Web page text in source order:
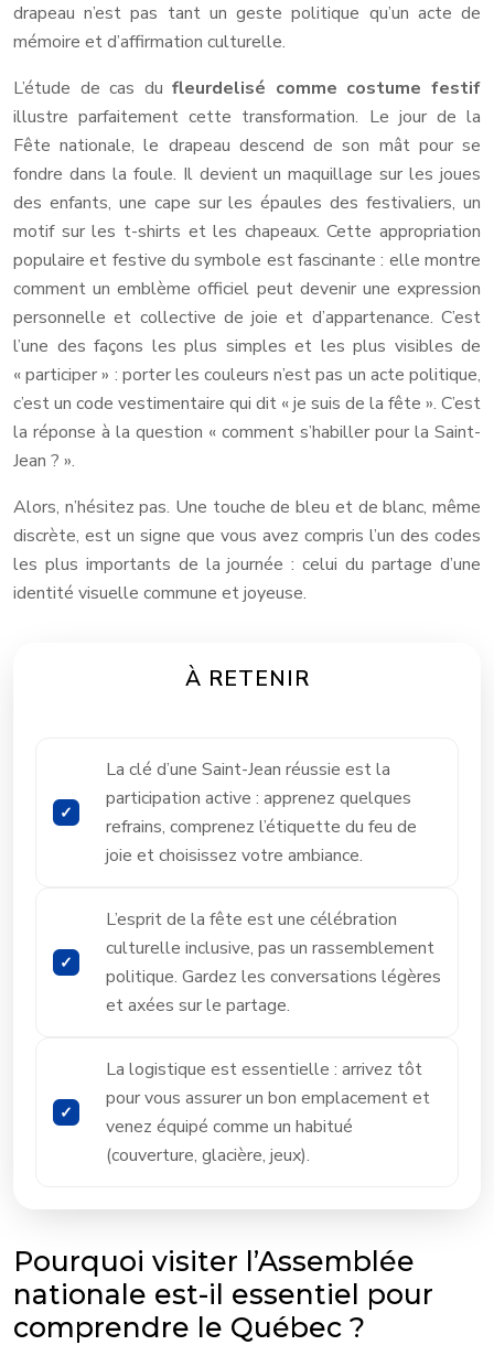
drapeau n’est pas tant un geste politique qu’un acte de
mémoire et d’affirmation culturelle.
L’étude de cas dufleurdelisé comme costume festif
illustre parfaitement cette transformation. Le jour de la
Fête nationale, le drapeau descend de son mât pour se
fondre dans la foule. Il devient un maquillage sur les joues
des enfants, une cape sur les épaules des festivaliers, un
motif sur les t-shirts et les chapeaux. Cette appropriation
populaire et festive du symbole est fascinante : elle montre
comment un emblème officiel peut devenir une expression
personnelle et collective de joie et d’appartenance. C’est
l’une des façons les plus simples et les plus visibles de
« participer » : porter les couleurs n’est pas un acte politique,
c’est un code vestimentaire qui dit « je suis de la fête ». C’est
la réponse à la question « comment s’habiller pour la Saint-
Jean ? ».
Alors, n’hésitez pas. Une touche de bleu et de blanc, même
discrète, est un signe que vous avez compris l’un des codes
les plus importants de la journée : celui du partage d’une
identité visuelle commune et joyeuse.
À RETENIR
La clé d’une Saint-Jean réussie est la
participation active : apprenez quelques
refrains, comprenez l’étiquette du feu de
joie et choisissez votre ambiance.
L’esprit de la fête est une célébration
culturelle inclusive, pas un rassemblement
politique. Gardez les conversations légères
et axées sur le partage.
La logistique est essentielle : arrivez tôt
pour vous assurer un bon emplacement et
venez équipé comme un habitué
(couverture, glacière, jeux).
Pourquoi visiter l’Assemblée
nationale est-il essentiel pour
comprendre le Québec ?